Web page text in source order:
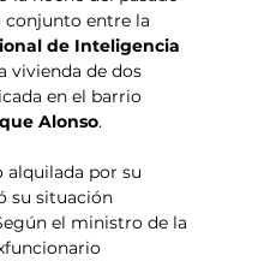
conjunto entre la
de Inteligencia
vivienda de dos
en el barrio
Alonso.
alquilada por su
su situación
el ministro de la